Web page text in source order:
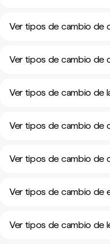
Ver tipos de cambio de
Ver tipos de cambio de
Ver tipos de cambio de
Ver tipos de cambio de
Ver tipos de cambio de
Ver tipos de cambio de
Ver tipos de cambio de